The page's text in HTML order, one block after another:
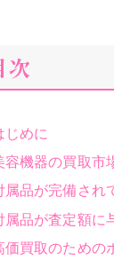
次
じめに
容機器の買取市
属品が完備され
属品が査定額に
価買取のための